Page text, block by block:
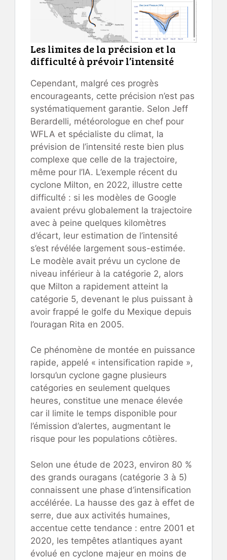
Les limites de la précision et la
difficulté à prévoir l’intensité
Cependant, malgré ces progrès
encourageants, cette précision n’est pas
systématiquement garantie. Selon Jeff
Berardelli, météorologue en chef pour
WFLA et spécialiste du climat, la
prévision de l’intensité reste bien plus
complexe que celle de la trajectoire,
même pour l’IA. L’exemple récent du
cyclone Milton, en 2022, illustre cette
difficulté : si les modèles de Google
avaient prévu globalement la trajectoire
avec à peine quelques kilomètres
d’écart, leur estimation de l’intensité
s’est révélée largement sous-estimée.
Le modèle avait prévu un cyclone de
niveau inférieur à la catégorie 2, alors
que Milton a rapidement atteint la
catégorie 5, devenant le plus puissant à
avoir frappé le golfe du Mexique depuis
l’ouragan Rita en 2005.
Ce phénomène de montée en puissance
rapide, appelé « intensification rapide »,
lorsqu’un cyclone gagne plusieurs
catégories en seulement quelques
heures, constitue une menace élevée
car il limite le temps disponible pour
l’émission d’alertes, augmentant le
risque pour les populations côtières.
Selon une étude de 2023, environ 80 %
des grands ouragans (catégorie 3 à 5)
connaissent une phase d’intensification
accélérée. La hausse des gaz à effet de
serre, due aux activités humaines,
accentue cette tendance : entre 2001 et
2020, les tempêtes atlantiques ayant
évolué en cyclone majeur en moins de